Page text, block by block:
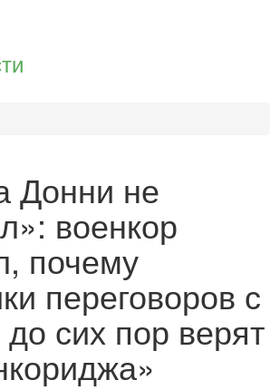
Донни не
военкор
почему
переговоров с
сих пор верят